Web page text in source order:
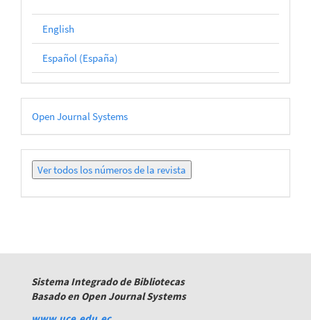
English
Español (España)
Desarrollado
por
Open Journal Systems
Ver
todos
Sistema Integrado de Bibliotecas
Basado en Open Journal Systems